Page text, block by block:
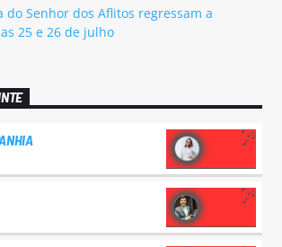
do Senhor dos Aflitos regressam a
25 e 26 de julho